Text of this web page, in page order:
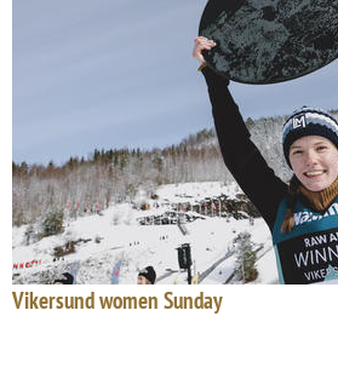
Vikersund women Sunday